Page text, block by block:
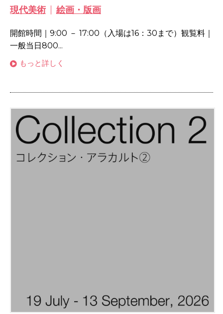
現代美術 絵画・版画
開館時間｜9:00 － 17:00（入場は16：30まで）観覧料｜
一般当日800...
もっと詳しく